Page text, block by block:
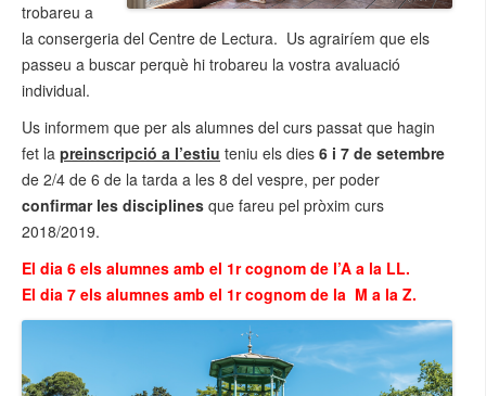
trobareu a
la consergeria del Centre de Lectura. Us agrairíem que els
passeu a buscar perquè hi trobareu la vostra avaluació
individual.
Us informem que per als alumnes del curs passat que hagin
fet la preinscripció a l’estiu teniu els dies 6 i 7 de setembre
de 2/4 de 6 de la tarda a les 8 del vespre, per poder
confirmar les disciplines que fareu pel pròxim curs
2018/2019.
El dia 6 els alumnes amb el 1r cognom de l’A a la LL.
El dia 7 els alumnes amb el 1r cognom de la M a la Z.